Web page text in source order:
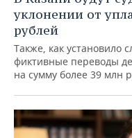
уклонении от
рублей
Также, как установило
фиктивные переводы
на сумму более 39 млн